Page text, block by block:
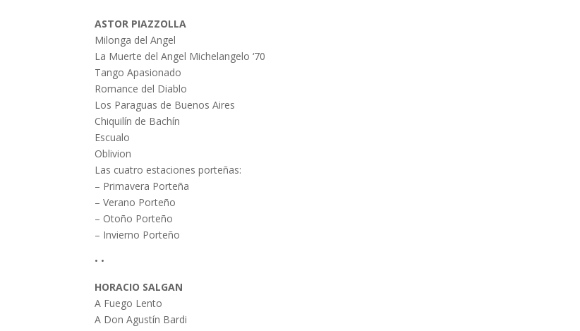
ASTOR PIAZZOLLA
Milonga del Angel
La Muerte del Angel Michelangelo ‘70
Tango Apasionado
Romance del Diablo
Los Paraguas de Buenos Aires
Chiquilín de Bachín
Escualo
Oblivion
Las cuatro estaciones porteñas:
– Primavera Porteña
– Verano Porteño
– Otoño Porteño
– Invierno Porteño
• •
HORACIO SALGAN
A Fuego Lento
A Don Agustín Bardi